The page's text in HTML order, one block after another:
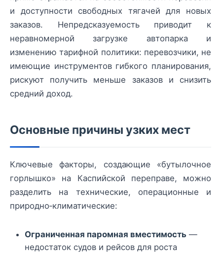
и доступности свободных тягачей для новых
заказов. Непредсказуемость приводит к
неравномерной загрузке автопарка и
изменению тарифной политики: перевозчики, не
имеющие инструментов гибкого планирования,
рискуют получить меньше заказов и снизить
средний доход.
Основные причины узких мест
Ключевые факторы, создающие «бутылочное
горлышко» на Каспийской переправе, можно
разделить на технические, операционные и
природно‑климатические:
Ограниченная паромная вместимость —
недостаток судов и рейсов для роста